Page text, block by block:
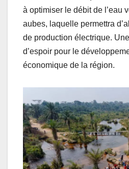
à optimiser le débit de l’eau
aubes, laquelle permettra
de production électrique.
d’espoir pour le
économique de la région.